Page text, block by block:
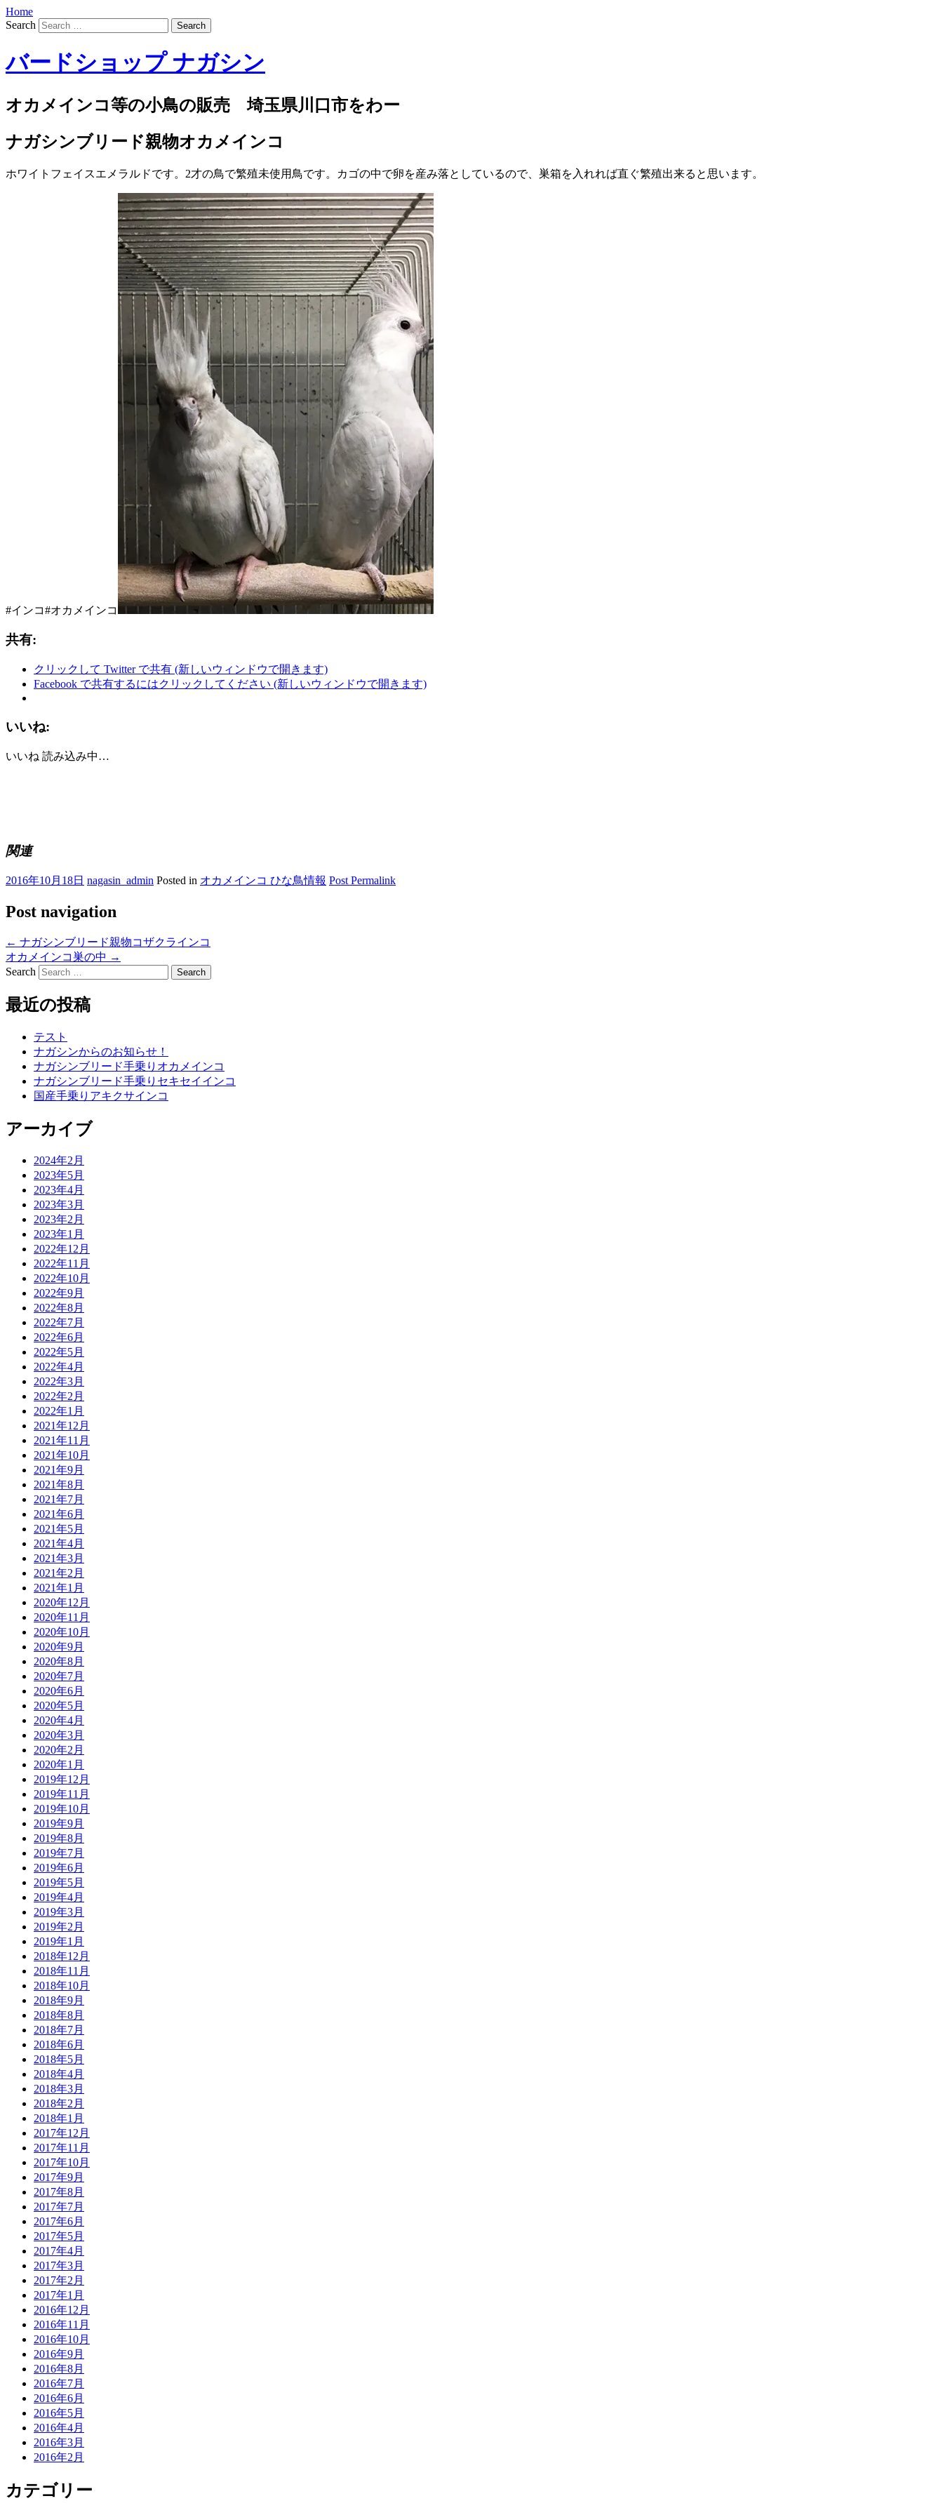
Home
Search
バードショップ ナガシン
オカメインコ等の小鳥の販売 埼玉県川口市をわー
ナガシンブリード親物オカメインコ
ホワイトフェイスエメラルドです。2才の鳥で繁殖未使用鳥です。カゴの中で卵を産み落としているので、巣箱を入れれば直ぐ繁殖出来ると思います。
#インコ#オカメインコ
共有:
クリックして Twitter で共有 (新しいウィンドウで開きます)
Facebook で共有するにはクリックしてください (新しいウィンドウで開きます)
いいね:
いいね 読み込み中…
関連
2016年10月18日 nagasin_admin Posted in オカメインコ ひな鳥情報 Post Permalink
Post navigation
← ナガシンブリード親物コザクラインコ
オカメインコ巣の中 →
Search
最近の投稿
テスト
ナガシンからのお知らせ！
ナガシンブリード手乗りオカメインコ
ナガシンブリード手乗りセキセイインコ
国産手乗りアキクサインコ
アーカイブ
2024年2月
2023年5月
2023年4月
2023年3月
2023年2月
2023年1月
2022年12月
2022年11月
2022年10月
2022年9月
2022年8月
2022年7月
2022年6月
2022年5月
2022年4月
2022年3月
2022年2月
2022年1月
2021年12月
2021年11月
2021年10月
2021年9月
2021年8月
2021年7月
2021年6月
2021年5月
2021年4月
2021年3月
2021年2月
2021年1月
2020年12月
2020年11月
2020年10月
2020年9月
2020年8月
2020年7月
2020年6月
2020年5月
2020年4月
2020年3月
2020年2月
2020年1月
2019年12月
2019年11月
2019年10月
2019年9月
2019年8月
2019年7月
2019年6月
2019年5月
2019年4月
2019年3月
2019年2月
2019年1月
2018年12月
2018年11月
2018年10月
2018年9月
2018年8月
2018年7月
2018年6月
2018年5月
2018年4月
2018年3月
2018年2月
2018年1月
2017年12月
2017年11月
2017年10月
2017年9月
2017年8月
2017年7月
2017年6月
2017年5月
2017年4月
2017年3月
2017年2月
2017年1月
2016年12月
2016年11月
2016年10月
2016年9月
2016年8月
2016年7月
2016年6月
2016年5月
2016年4月
2016年3月
2016年2月
カテゴリー